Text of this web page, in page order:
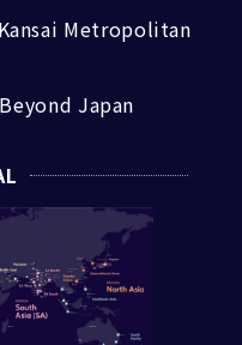
Kansai Metropolitan
Beyond Japan